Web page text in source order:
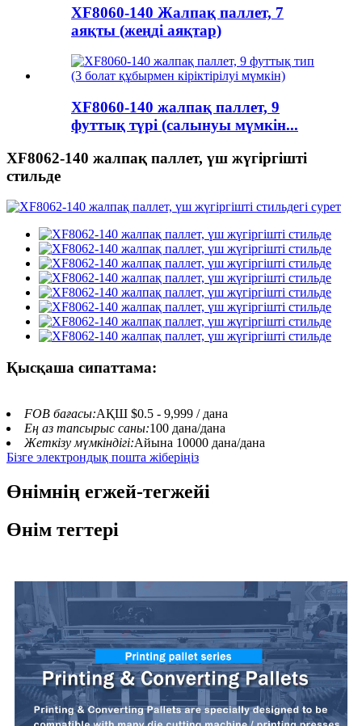
XF8060-140 Жалпақ паллет, 7
аяқты (жеңді аяқтар)
XF8060-140 жалпақ паллет, 9
футтық түрі (салынуы мүмкін...
XF8062-140 жалпақ паллет, үш жүгіргішті
стильде
Қысқаша сипаттама:
FOB бағасы:АҚШ $0.5 - 9,999 / дана
Ең аз тапсырыс саны:100 дана/дана
Жеткізу мүмкіндігі:Айына 10000 дана/дана
Бізге электрондық пошта жіберіңіз
Өнімнің егжей-тегжейі
Өнім тегтері